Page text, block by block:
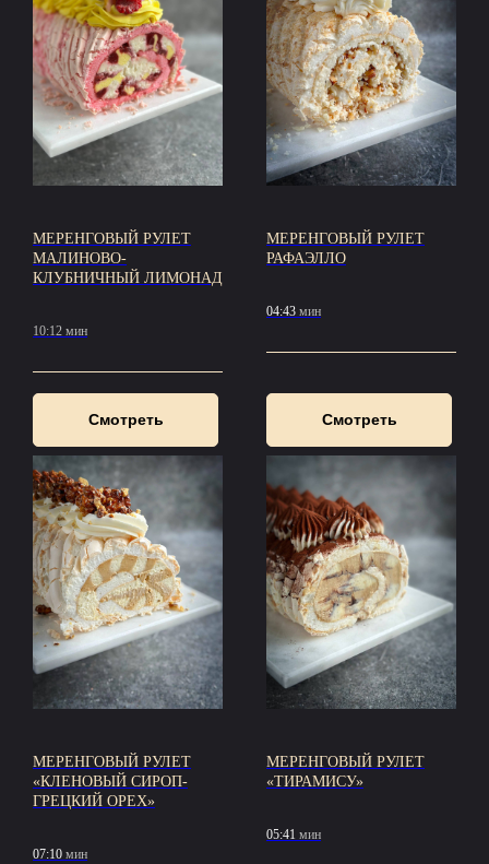
МЕРЕНГОВЫЙ РУЛЕТ
МАЛИНОВО-
КЛУБНИЧНЫЙ ЛИМОНАД
10:12 мин
Смотреть
МЕРЕНГОВЫЙ РУЛЕТ
РАФАЭЛЛО
04:43 мин
Смотреть
МЕРЕНГОВЫЙ РУЛЕТ
«КЛЕНОВЫЙ СИРОП-
ГРЕЦКИЙ ОРЕХ»
07:10 мин
МЕРЕНГОВЫЙ РУЛЕТ
«ТИРАМИСУ»
05:41 мин